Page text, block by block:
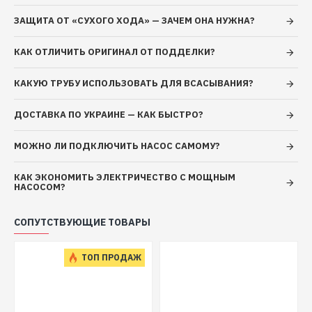
Страна производитель: Украина
Вид насоса: шнековый
Напор, 80 м
Производительность, л/мин: 25
Потребляемая мощность, Вт: 370
Глубина погружения, м: 15
Тип установки: вертикальная
Допустимая температура жидкости: 35
Материал корпуса: нержавеющая сталь
Диаметр насоса, мм: 96
Длина сетевого шнура: 16 м
Вес: 15 кг
ЗАЩИТА ОТ «СУХОГО ХОДА» — ЗАЧЕМ ОНА НУЖНА?
КАК ОТЛИЧИТЬ ОРИГИНАЛ ОТ ПОДДЕЛКИ?
КАКУЮ ТРУБУ ИСПОЛЬЗОВАТЬ ДЛЯ ВСАСЫВАНИЯ?
ДОСТАВКА ПО УКРАИНЕ — КАК БЫСТРО?
МОЖНО ЛИ ПОДКЛЮЧИТЬ НАСОС САМОМУ?
КАК ЭКОНОМИТЬ ЭЛЕКТРИЧЕСТВО С МОЩНЫМ
НАСОСОМ?
СОПУТСТВУЮЩИЕ ТОВАРЫ
ТОП ПРОДАЖ